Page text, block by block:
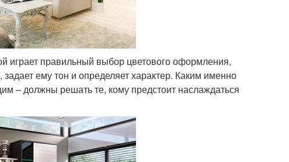
играет правильный выбор цветового оформления,
ему тон и определяет характер. Каким именно
– должны решать те, кому предстоит наслаждаться